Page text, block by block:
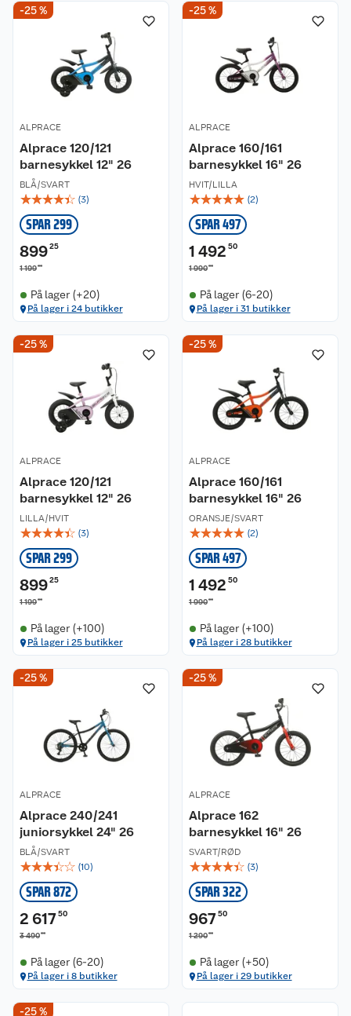
-25 %
ALPRACE
Alprace 120/121
barnesykkel 12" 26
BLÅ/SVART
☆☆☆☆☆ (3)
SPAR 299
89925
1 19900
På lager (+20)
På lager i 24 butikker
-25 %
ALPRACE
Alprace 160/161
barnesykkel 16" 26
HVIT/LILLA
☆☆☆☆☆ (2)
SPAR 497
1 492 50
1 99000
På lager (6-20)
På lager i 31 butikker
-25 %
ALPRACE
Alprace 120/121
barnesykkel 12" 26
LILLA/HVIT
☆☆☆☆☆ (3)
SPAR 299
89925
1 19900
På lager (+100)
På lager i 25 butikker
-25 %
ALPRACE
Alprace 160/161
barnesykkel 16" 26
ORANSJE/SVART
☆☆☆☆☆ (2)
SPAR 497
1 492 50
1 99000
På lager (+100)
På lager i 28 butikker
-25 %
ALPRACE
Alprace 240/241
juniorsykkel 24" 26
BLÅ/SVART
☆☆☆☆☆ (10)
SPAR 872
2 61750
3 49000
På lager (6-20)
På lager i 8 butikker
-25 %
ALPRACE
Alprace 162
barnesykkel 16" 26
SVART/RØD
☆☆☆☆☆ (3)
SPAR 322
96750
1 29000
På lager (+50)
På lager i 29 butikker
-25 %